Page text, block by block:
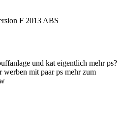
F 2013 ABS
und kat eigentlich mehr ps?
werben mit paar ps mehr zum